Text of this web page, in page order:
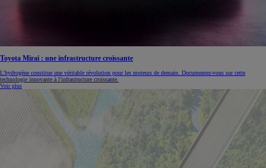
Toyota Mirai : une infrastructure croissante
L'hydrogène constitue une véritable révolution pour les moteurs de demain. Documentez-vous sur cette
technologie innovante à l'infrastructure croissante.
Voir plus